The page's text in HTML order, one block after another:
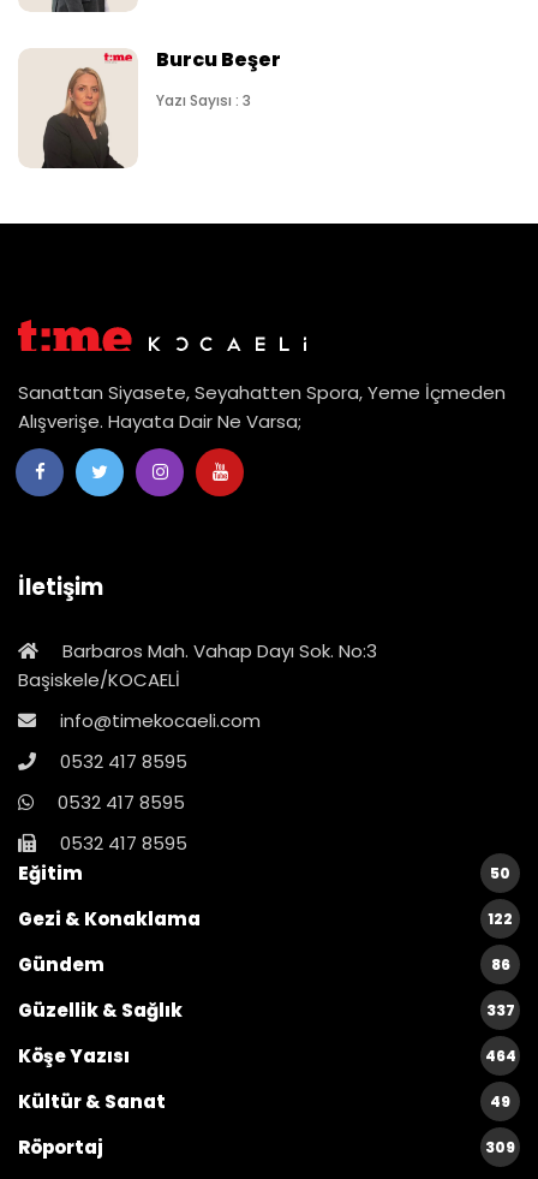
Burcu Beşer
Yazı Sayısı : 3
Sanattan Siyasete, Seyahatten Spora, Yeme İçmeden
Alışverişe. Hayata Dair Ne Varsa;
İletişim
Barbaros Mah. Vahap Dayı Sok. No:3
Başiskele/KOCAELİ
info@timekocaeli.com
0532 417 8595
0532 417 8595
0532 417 8595
Eğitim
50
Gezi & Konaklama 122
Gündem 86
Güzellik & Sağlık 337
Köşe Yazısı 464
Kültür & Sanat 49
Röportaj 309